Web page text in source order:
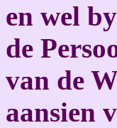
en wel
de
van de
aansien